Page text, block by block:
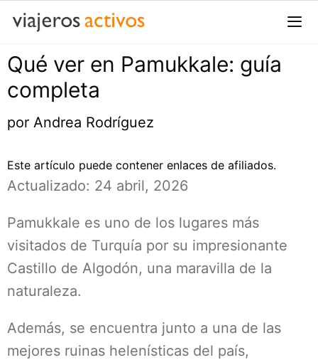
Saltar
contenido
Qué ver en Pamukkale: guía
completa
por Andrea Rodríguez
Este artículo puede contener enlaces de afiliados.
Actualizado: 24 abril, 2026
Pamukkale es uno de los lugares más
visitados de Turquía por su impresionante
Castillo de Algodón, una maravilla de la
naturaleza.
Además, se encuentra junto a una de las
mejores ruinas helenísticas del país,